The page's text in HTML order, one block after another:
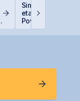
Simtel Team
etapizat 14% din
Power pentru
lei și își reduce